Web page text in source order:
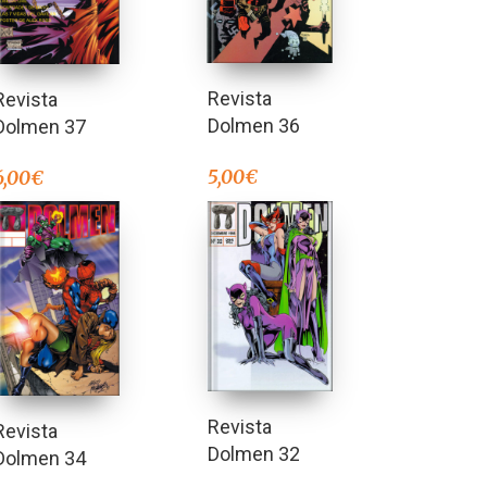
37
€
Revista
Dolmen 36
5,00€
34
Revista
Dolmen 32